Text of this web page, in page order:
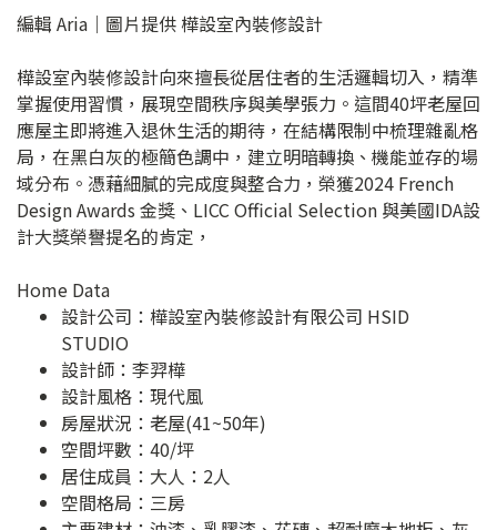
編輯 Aria｜圖片提供 樺設室內裝修設計
樺設室內裝修設計向來擅長從居住者的生活邏輯切入，精準
掌握使用習慣，展現空間秩序與美學張力。這間40坪老屋回
應屋主即將進入退休生活的期待，在結構限制中梳理雜亂格
局，在黑白灰的極簡色調中，建立明暗轉換、機能並存的場
域分布。憑藉細膩的完成度與整合力，榮獲2024 French
Design Awards 金獎、LICC Official Selection 與美國IDA設
計大獎榮譽提名的肯定，
Home Data
設計公司： 樺設室內裝修設計有限公司 HSID
STUDIO
設計師：李羿樺
設計風格：現代風
房屋狀況：老屋(41~50年)
空間坪數：40/坪
居住成員：大人：2人
空間格局：三房